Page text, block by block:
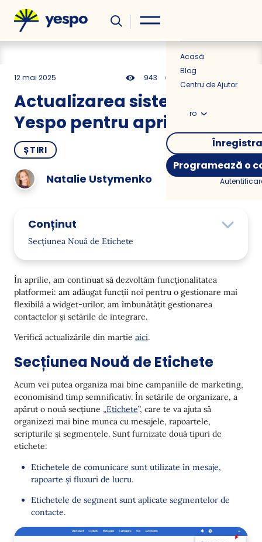
Acasă
Blog
Centru de Ajutor
ro
Programează o
12 mai 2025 943 12 min
ȘTIRI
Actualizarea sistemului
Yespo pentru aprilie 2025
Natalie Ustymenko
Conținut
Secțiunea Nouă de Etichete
Widget-uri
Schimbarea Denumirilor Paginilor Widget-ului
Afișarea ID-ului Mesajelor Asociate
Stilul Premiului
Cheia de stocare locală și Cookie
Stratul de date este setat
Pentru vizitatorii care revin
Email
Actualizări Editor
SMS/Viber
Furnizori Noi
API
Transmiterea mesajelor multilingve
În aprilie, am continuat să dezvoltăm funcționalitatea
platformei: am adăugat funcții noi pentru o gestionare mai
flexibilă a widget-urilor, am îmbunătățit gestionarea
contactelor și setările de integrare.
Verifică actualizările din martie aici.
Secțiunea Nouă de Etichete
Acum vei putea organiza mai bine campaniile de marketing,
economisind timp semnificativ. În setările de organizare, a
apărut o nouă secțiune „Etichete”, care te va ajuta să
organizezi mai bine munca cu mesajele, rapoartele,
scripturile și segmentele. Sunt furnizate două tipuri de
etichete:
Etichetele de comunicare sunt utilizate în mesaje,
rapoarte și fluxuri de lucru.
Etichetele de segment sunt aplicate segmentelor de
contacte.